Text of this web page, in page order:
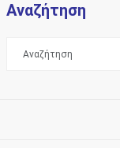
Αναζήτηση